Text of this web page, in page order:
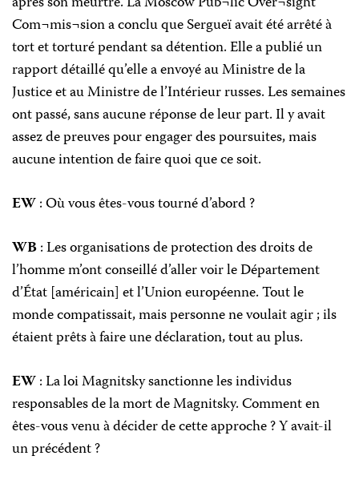
Com¬mis¬sion a conclu que Sergueï avait été arrêté à
tort et torturé pendant sa détention. Elle a publié un
rapport détaillé qu’elle a envoyé au Ministre de la
Justice et au Ministre de l’Intérieur russes. Les semaines
ont passé, sans aucune réponse de leur part. Il y avait
assez de preuves pour engager des poursuites, mais
aucune intention de faire quoi que ce soit.
EW: Où vous êtes-vous tourné d’abord ?
WB: Les organisations de protection des droits de
l’homme m’ont conseillé d’aller voir le Département
d’État [américain] et l’Union européenne. Tout le
monde compatissait, mais personne ne voulait agir ; ils
étaient prêts à faire une déclaration, tout au plus.
EW: La loi Magnitsky sanctionne les individus
responsables de la mort de Magnitsky. Comment en
êtes-vous venu à décider de cette approche ? Y avait-il
un précédent ?